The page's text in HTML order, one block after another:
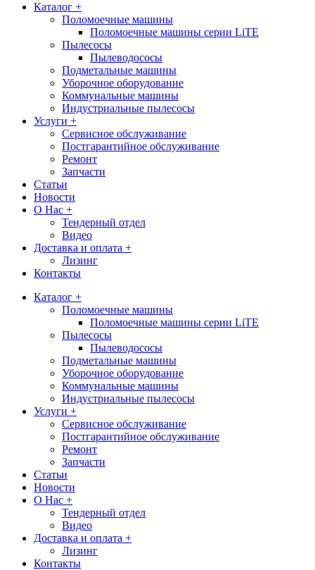
Каталог +
Поломоечные машины
Поломоечные машины серии LiTE
Пылесосы
Пылеводососы
Подметальные машины
Уборочное оборудование
Коммунальные машины
Индустриальные пылесосы
Услуги +
Сервисное обслуживание
Постгарантийное обслуживание
Ремонт
Запчасти
Статьи
Новости
О Нас +
Тендерный отдел
Видео
Доставка и оплата +
Лизинг
Контакты
Каталог +
Поломоечные машины
Поломоечные машины серии LiTE
Пылесосы
Пылеводососы
Подметальные машины
Уборочное оборудование
Коммунальные машины
Индустриальные пылесосы
Услуги +
Сервисное обслуживание
Постгарантийное обслуживание
Ремонт
Запчасти
Статьи
Новости
О Нас +
Тендерный отдел
Видео
Доставка и оплата +
Лизинг
Контакты